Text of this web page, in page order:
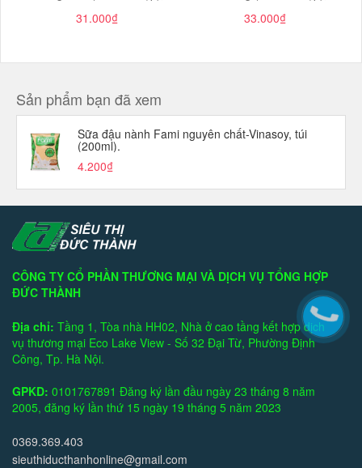
31.000₫
33.000₫
Sản phẩm bạn đã xem
Sữa đậu nành Fami nguyên chất-Vinasoy, túi
(200ml).
4.200₫
CÔNG TY CỔ PHẦN THƯƠNG MẠI VÀ DỊCH VỤ TỔNG HỢP
ĐỨC THÀNH
Địa chỉ: Tầng 1, Tòa nhà HH02, Nhà ở cao tầng kết hợp dịch
vụ thương mại Eco Lake View - Số 32 Đại Từ, Phường Định
Công, Tp. Hà Nội.
GPKD: 0101767891 Đăng ký lần đầu ngày 23 tháng 8 năm
2005, đăng ký lần thứ 15 ngày 19 tháng 5 năm 2023
0369.369.403
sieuthiducthanhonline@gmail.com